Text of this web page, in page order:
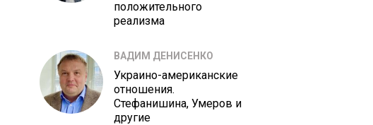
положительного
реализма
ВАДИМ ДЕНИСЕНКО
Украино-американские
отношения.
Стефанишина, Умеров и
другие